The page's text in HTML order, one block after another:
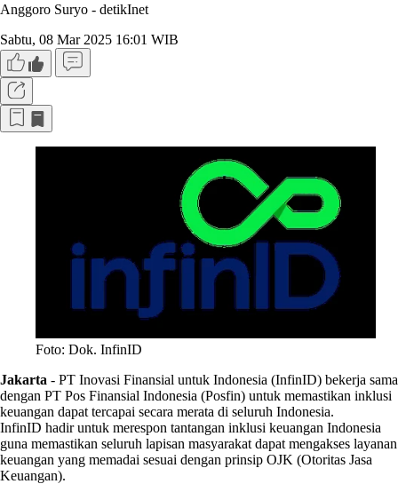
Anggoro Suryo - detikInet
Sabtu, 08 Mar 2025 16:01 WIB
Foto: Dok. InfinID
Jakarta - PT Inovasi Finansial untuk Indonesia (InfinID) bekerja sama
dengan PT Pos Finansial Indonesia (Posfin) untuk memastikan inklusi
keuangan dapat tercapai secara merata di seluruh Indonesia.
InfinID hadir untuk merespon tantangan inklusi keuangan Indonesia
guna memastikan seluruh lapisan masyarakat dapat mengakses layanan
keuangan yang memadai sesuai dengan prinsip OJK (Otoritas Jasa
Keuangan).